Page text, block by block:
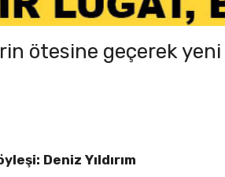
ötesine geçerek
Deniz Yıldırım